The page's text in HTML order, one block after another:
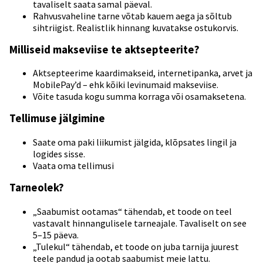
tavaliselt saata samal päeval.
Rahvusvaheline tarne võtab kauem aega ja sõltub
sihtriigist. Realistlik hinnang kuvatakse ostukorvis.
Milliseid makseviise te aktsepteerite?
Aktsepteerime kaardimakseid, internetipanka, arvet ja
MobilePay’d – ehk kõiki levinumaid makseviise.
Võite tasuda kogu summa korraga või osamaksetena.
Tellimuse jälgimine
Saate oma paki liikumist jälgida, klõpsates lingil ja
logides sisse.
Vaata oma tellimusi
Tarneolek?
„Saabumist ootamas“ tähendab, et toode on teel
vastavalt hinnangulisele tarneajale. Tavaliselt on see
5–15 päeva.
„Tulekul“ tähendab, et toode on juba tarnija juurest
teele pandud ja ootab saabumist meie lattu.